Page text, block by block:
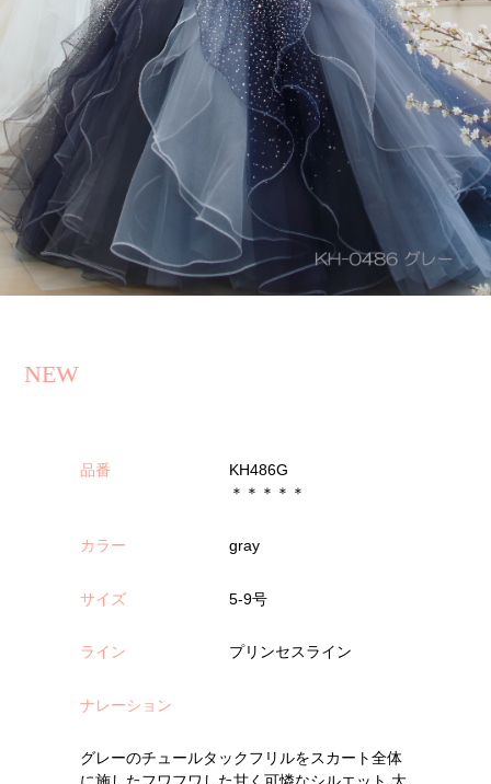
NEW
品番
＊＊＊＊＊
カラー gray
サイズ 5-9号
ライン プリンセスライン
ナレーション
グレーのチュールタックフリルをスカート全体